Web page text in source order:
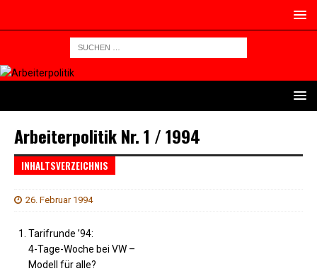
Arbeiterpolitik Nr. 1 / 1994
INHALTSVERZEICHNIS
26. Februar 1994
Tarifrunde ’94:
4-Tage-Woche bei VW –
Modell für alle?